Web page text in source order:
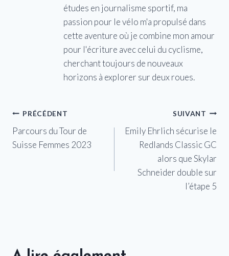
études en journalisme sportif, ma
passion pour le vélo m'a propulsé dans
cette aventure où je combine mon amour
pour l'écriture avec celui du cyclisme,
cherchant toujours de nouveaux
horizons à explorer sur deux roues.
Navigation
de
PRÉCÉDENT
Parcours du Tour de
Suisse Femmes 2023
SUIVANT
Emily Ehrlich sécurise le
Redlands Classic GC
alors que Skylar
Schneider double sur
l’étape 5